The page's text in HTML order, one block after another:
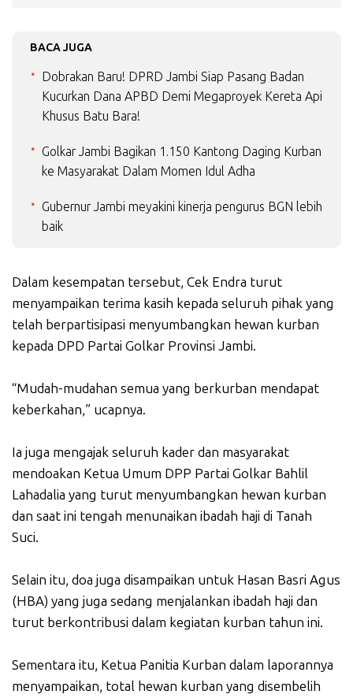
BACA JUGA
Dobrakan Baru! DPRD Jambi Siap Pasang Badan
Kucurkan Dana APBD Demi Megaproyek Kereta Api
Khusus Batu Bara!
Golkar Jambi Bagikan 1.150 Kantong Daging Kurban
ke Masyarakat Dalam Momen Idul Adha
Gubernur Jambi meyakini kinerja pengurus BGN lebih
baik
Dalam kesempatan tersebut, Cek Endra turut
menyampaikan terima kasih kepada seluruh pihak yang
telah berpartisipasi menyumbangkan hewan kurban
kepada DPD Partai Golkar Provinsi Jambi.
“Mudah-mudahan semua yang berkurban mendapat
keberkahan,” ucapnya.
Ia juga mengajak seluruh kader dan masyarakat
mendoakan Ketua Umum DPP Partai Golkar Bahlil
Lahadalia yang turut menyumbangkan hewan kurban
dan saat ini tengah menunaikan ibadah haji di Tanah
Suci.
Selain itu, doa juga disampaikan untuk Hasan Basri Agus
(HBA) yang juga sedang menjalankan ibadah haji dan
turut berkontribusi dalam kegiatan kurban tahun ini.
Sementara itu, Ketua Panitia Kurban dalam laporannya
menyampaikan, total hewan kurban yang disembelih